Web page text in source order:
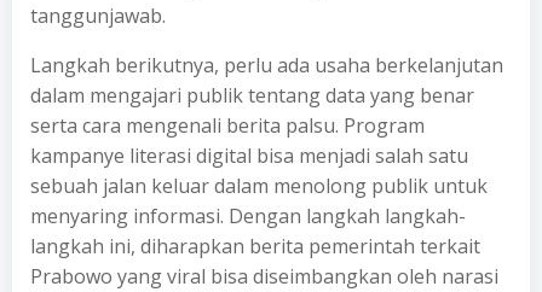
tanggunjawab.
Langkah berikutnya, perlu ada usaha berkelanjutan
dalam mengajari publik tentang data yang benar
serta cara mengenali berita palsu. Program
kampanye literasi digital bisa menjadi salah satu
sebuah jalan keluar dalam menolong publik untuk
menyaring informasi. Dengan langkah langkah-
langkah ini, diharapkan berita pemerintah terkait
Prabowo yang viral bisa diseimbangkan oleh narasi